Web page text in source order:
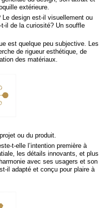
extérieure.
Le design est-il visuellement ou
il de la curiosité? Un souffle
est quelque peu subjective. Les
de rigueur esthétique, de
des matériaux.
ou du produit.
t-elle l’intention première à
les détails innovants, et plus
avec ses usagers et son
il adapté et conçu pour plaire à